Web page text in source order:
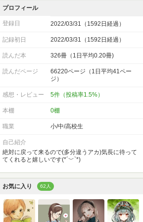
プロフィール
登録日 2022/03/31（1592日経過）
記録初日 2022/03/31（1592日経過）
読んだ本 326冊（1日平均0.20冊)
読んだページ
66220ページ（1日平均41ペー
ジ）
感想・レビュー 5件（投稿率1.5%）
本棚 0棚
職業 小/中/高校生
自己紹介
絶対に戻って来るので(多分違うアカ)気長に待って
てくれると嬉しいです(*´﹀`*)
お気に入り 62人